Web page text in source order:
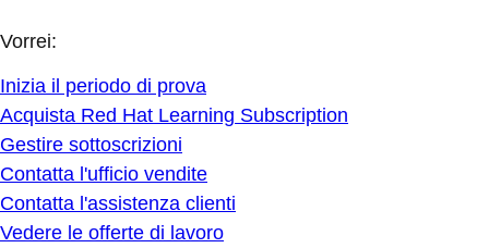
Vorrei:
Inizia il periodo di prova
Acquista Red Hat Learning Subscription
Gestire sottoscrizioni
Contatta l'ufficio vendite
Contatta l'assistenza clienti
Vedere le offerte di lavoro